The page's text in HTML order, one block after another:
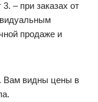
– при заказах от
продаже и
Вам видны цены в